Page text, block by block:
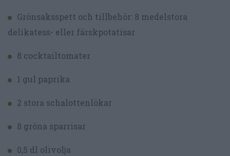
Grönsaksspett och tillbehör: 8 medelstora
delikatess- eller färskpotatisar
8 cocktailtomater
1 gul paprika
2 stora schalottenlökar
8 gröna sparrisar
0,5 dl olivolja